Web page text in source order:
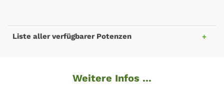
Liste aller verfügbarer Potenzen
Weitere Infos ...